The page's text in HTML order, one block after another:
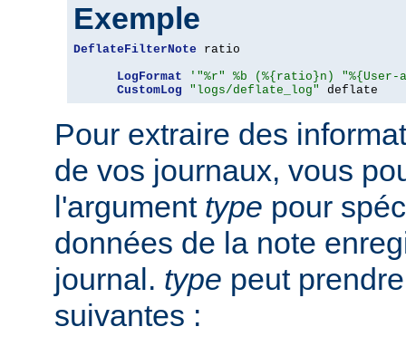
Exemple
DeflateFilterNote ratio
LogFormat
'"%r" %b (%{ratio}n)
CustomLog
"logs/deflate_log" deflate
Pour extraire des
de vos journaux, vous
l'argument type pour
données de la note
journal. type peut
suivantes :